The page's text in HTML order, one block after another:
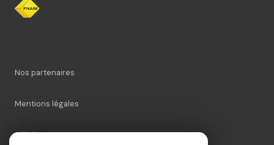
Nos partenaires
Mentions légales
Admin